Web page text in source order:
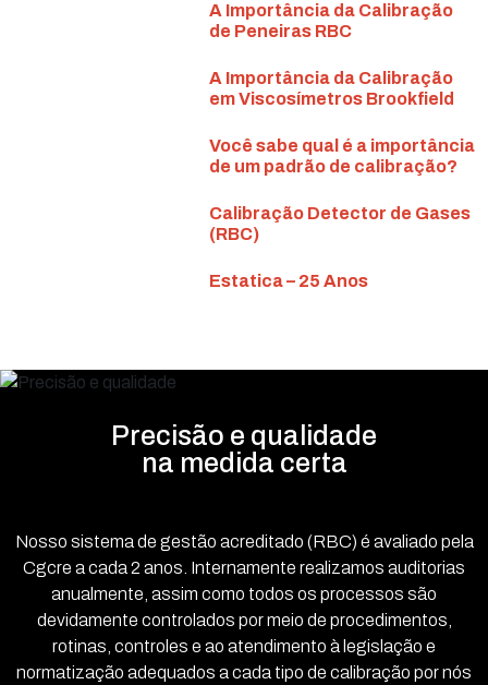
A Importância da Calibração
de Peneiras RBC
A Importância da Calibração
em Viscosímetros Brookfield
Você sabe qual é a importância
de um padrão de calibração?
Calibração Detector de Gases
(RBC)
Estatica – 25 Anos
Precisão e qualidade
na medida certa
Nosso sistema de gestão acreditado (RBC) é avaliado pela
Cgcre a cada 2 anos. Internamente realizamos auditorias
anualmente, assim como todos os processos são
devidamente controlados por meio de procedimentos,
rotinas, controles e ao atendimento à legislação e
normatização adequados a cada tipo de calibração por nós